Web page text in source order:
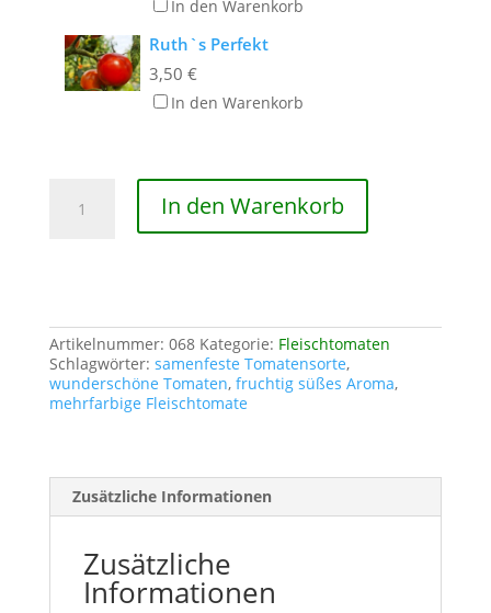
In den Warenkorb
Ruth`s Perfekt
3,50 €
In den Warenkorb
Ananastomate
Menge
In den Warenkorb
Artikelnummer: 068 Kategorie: Fleischtomaten
Schlagwörter: samenfeste Tomatensorte,
wunderschöne Tomaten, fruchtig süßes Aroma,
mehrfarbige Fleischtomate
Zusätzliche Informationen
Zusätzliche
Informationen